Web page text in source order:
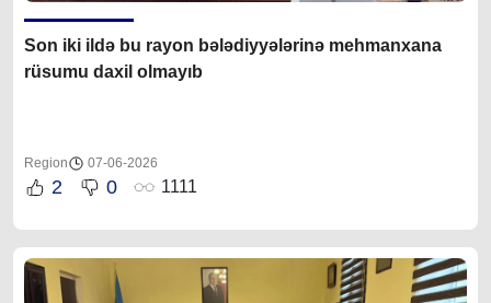
Son iki ildə bu rayon bələdiyyələrinə mehmanxana
rüsumu daxil olmayıb
Region 07-06-2026
2 0 1111